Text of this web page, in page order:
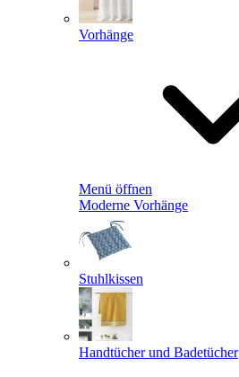
Vorhänge
Menü öffnen
Moderne Vorhänge
Stuhlkissen
Handtücher und Badetücher